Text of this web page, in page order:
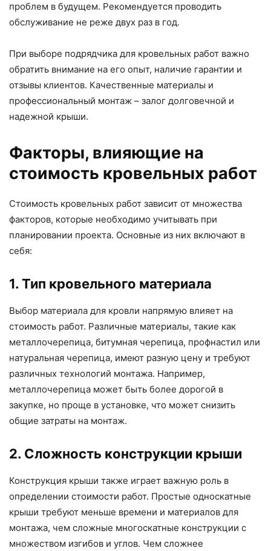
проблем в будущем. Рекомендуется проводить
обслуживание не реже двух раз в год.
При выборе подрядчика для кровельных работ важно
обратить внимание на его опыт, наличие гарантии и
отзывы клиентов. Качественные материалы и
профессиональный монтаж – залог долговечной и
надежной крыши.
Факторы, влияющие на
стоимость кровельных работ
Стоимость кровельных работ зависит от множества
факторов, которые необходимо учитывать при
планировании проекта. Основные из них включают в
себя:
1. Тип кровельного материала
Выбор материала для кровли напрямую влияет на
стоимость работ. Различные материалы, такие как
металлочерепица, битумная черепица, профнастил или
натуральная черепица, имеют разную цену и требуют
различных технологий монтажа. Например,
металлочерепица может быть более дорогой в
закупке, но проще в установке, что может снизить
общие затраты на монтаж.
2. Сложность конструкции крыши
Конструкция крыши также играет важную роль в
определении стоимости работ. Простые односкатные
крыши требуют меньше времени и материалов для
монтажа, чем сложные многоскатные конструкции с
множеством изгибов и углов. Чем сложнее